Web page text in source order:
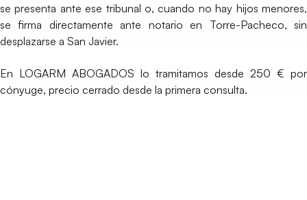
se presenta ante ese tribunal o, cuando no hay hijos menores,
se firma directamente ante notario en Torre-Pacheco, sin
desplazarse a San Javier.
En LOGARM ABOGADOS lo tramitamos desde 250 € por
cónyuge, precio cerrado desde la primera consulta.